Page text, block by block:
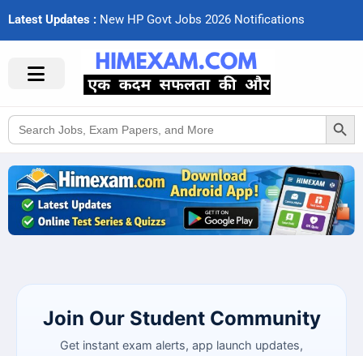
Latest Updates : New HP Govt Jobs 2026 Notifcations
Search
for:
Search Button
Join Our Student Community
Get instant exam alerts, app launch updates,